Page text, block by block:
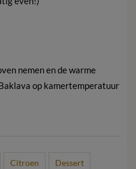
nemen en de warme
op kamertemperatuur
Citroen Dessert